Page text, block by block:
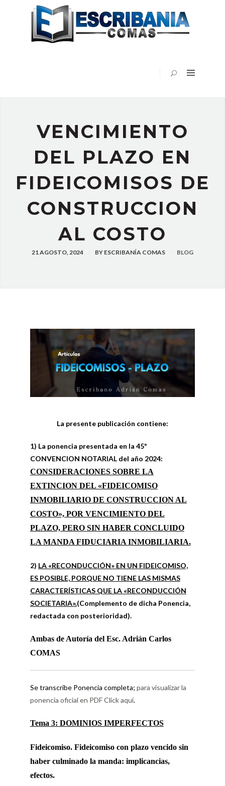
ESCRIBANÍA
PUBLICACIONES
CONTACTO
VENCIMIENTO
DEL PLAZO EN
FIDEICOMISOS DE
CONSTRUCCION
AL COSTO
21 AGOSTO, 2024 BY ESCRIBANÍA COMAS BLOG
La presente publicación contiene:
1) La ponencia presentada en la 45º
CONVENCION NOTARIAL del año 2024:
CONSIDERACIONES SOBRE LA
EXTINCION DEL «FIDEICOMISO
INMOBILIARIO DE CONSTRUCCION AL
COSTO», POR VENCIMIENTO DEL
PLAZO, PERO SIN HABER CONCLUIDO
LA MANDA FIDUCIARIA INMOBILIARIA.
2) LA «RECONDUCCIÓN» EN UN FIDEICOMISO,
ES POSIBLE, PORQUE NO TIENE LAS MISMAS
CARACTERÍSTICAS QUE LA «RECONDUCCIÓN
SOCIETARIA».(Complemento de dicha Ponencia,
redactada con posterioridad).
Ambas de Autoría del Esc. Adrián Carlos
COMAS
Se transcribe Ponencia completa; para visualizar la
ponencia oficial en PDF Click aquí.
Tema 3: DOMINIOS IMPERFECTOS
Fideicomiso. Fideicomiso con plazo vencido sin
haber culminado la manda: implicancias,
efectos.